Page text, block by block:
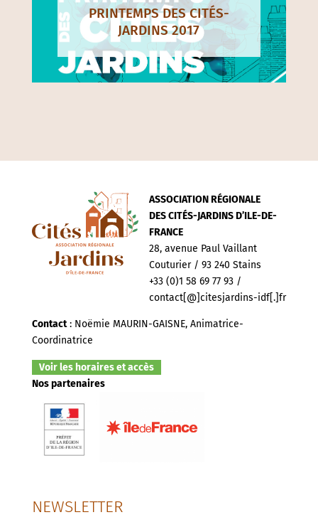
PRINTEMPS DES CITÉS-
JARDINS 2017
ASSOCIATION RÉGIONALE
DES CITÉS-JARDINS D’ILE-DE-
FRANCE
28, avenue Paul Vaillant
Couturier / 93 240 Stains
+33 (0)1 58 69 77 93 /
contact[@]citesjardins-idf[.]fr
Contact: Noëmie MAURIN-GAISNE, Animatrice-
Coordinatrice
Voir les horaires et accès
Nos partenaires
NEWSLETTER